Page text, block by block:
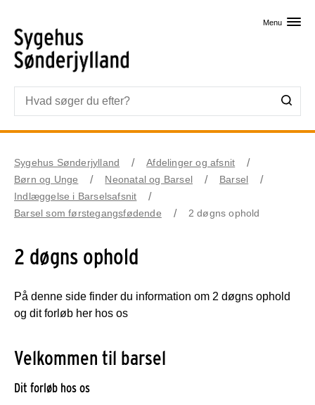
Menu
Sygehus Sønderjylland
Afdelinger og afsnit
Børn og Unge
Neonatal og Barsel
Barsel
Indlæggelse i Barselsafsnit
Barsel som førstegangsfødende
2 døgns ophold
2 døgns ophold
På denne side finder du information om 2 døgns ophold
og dit forløb her hos os
Velkommen til barsel
Dit forløb hos os